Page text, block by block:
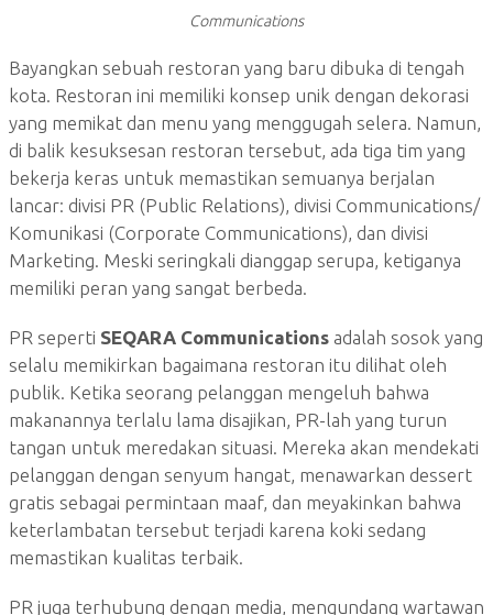
Communications
Bayangkan sebuah restoran yang baru dibuka di tengah
kota. Restoran ini memiliki konsep unik dengan dekorasi
yang memikat dan menu yang menggugah selera. Namun,
di balik kesuksesan restoran tersebut, ada tiga tim yang
bekerja keras untuk memastikan semuanya berjalan
lancar: divisi PR (Public Relations), divisi Communications/
Komunikasi (Corporate Communications), dan divisi
Marketing. Meski seringkali dianggap serupa, ketiganya
memiliki peran yang sangat berbeda.
PR seperti SEQARA Communications adalah sosok yang
selalu memikirkan bagaimana restoran itu dilihat oleh
publik. Ketika seorang pelanggan mengeluh bahwa
makanannya terlalu lama disajikan, PR-lah yang turun
tangan untuk meredakan situasi. Mereka akan mendekati
pelanggan dengan senyum hangat, menawarkan dessert
gratis sebagai permintaan maaf, dan meyakinkan bahwa
keterlambatan tersebut terjadi karena koki sedang
memastikan kualitas terbaik.
PR juga terhubung dengan media, mengundang wartawan